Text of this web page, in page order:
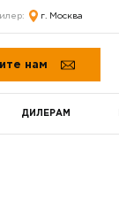
г. Москва
нам
ДИЛЕРАМ